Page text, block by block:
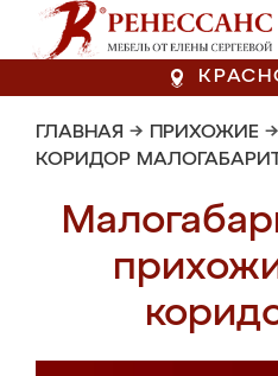
ГЛАВНАЯ → ПРИХОЖИЕ →
КОРИДОР